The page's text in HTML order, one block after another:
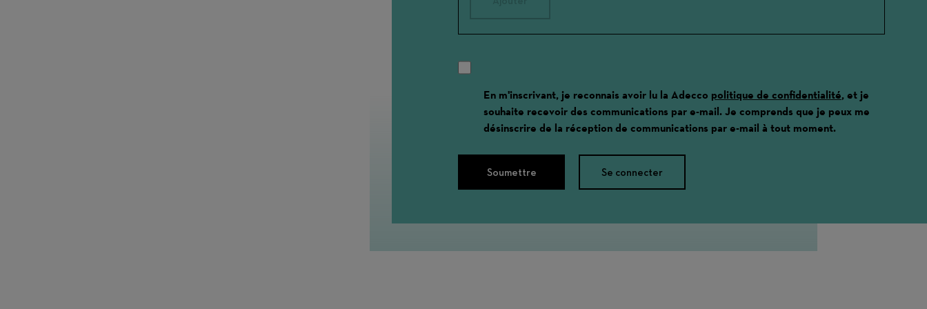
En m'inscrivant, je reconnais avoir lu la Adecco politique de confidentialité, et je
souhaite recevoir des communications par e-mail. Je comprends que je peux me
désinscrire de la réception de communications par e-mail à tout moment.
Soumettre Se connecter